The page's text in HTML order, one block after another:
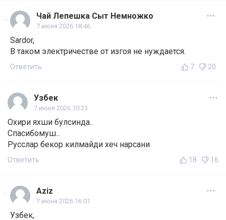
Чай Лепешка Сыт Немножко
7 июня 2026 18:46
Sardor,
В таком электричестве от изгоя не нуждается.
Ответить 7 20
Узбек
7 июня 2026 10:23
Охири яхши булсинда..
Спасибомуш...
Русслар бекор килмайди хеч нарсани
Ответить 18 16
Aziz
7 июня 2026 16:01
Узбек,